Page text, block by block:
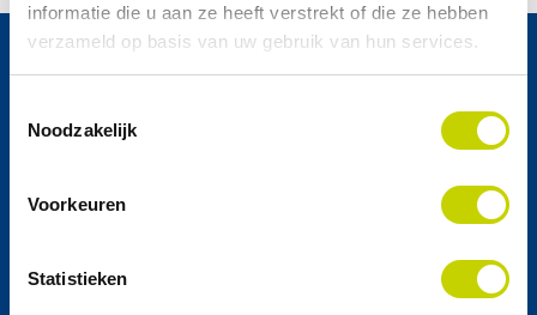
informatie die u aan ze heeft verstrekt of die ze hebben
verzameld op basis van uw gebruik van hun services.
Noodzakelijk
Voorkeuren
Statistieken
Als je preventief compliant bent, draag
je direct bij aan uptime. Je plant werk
plaats van dat je alles uit de kast moet